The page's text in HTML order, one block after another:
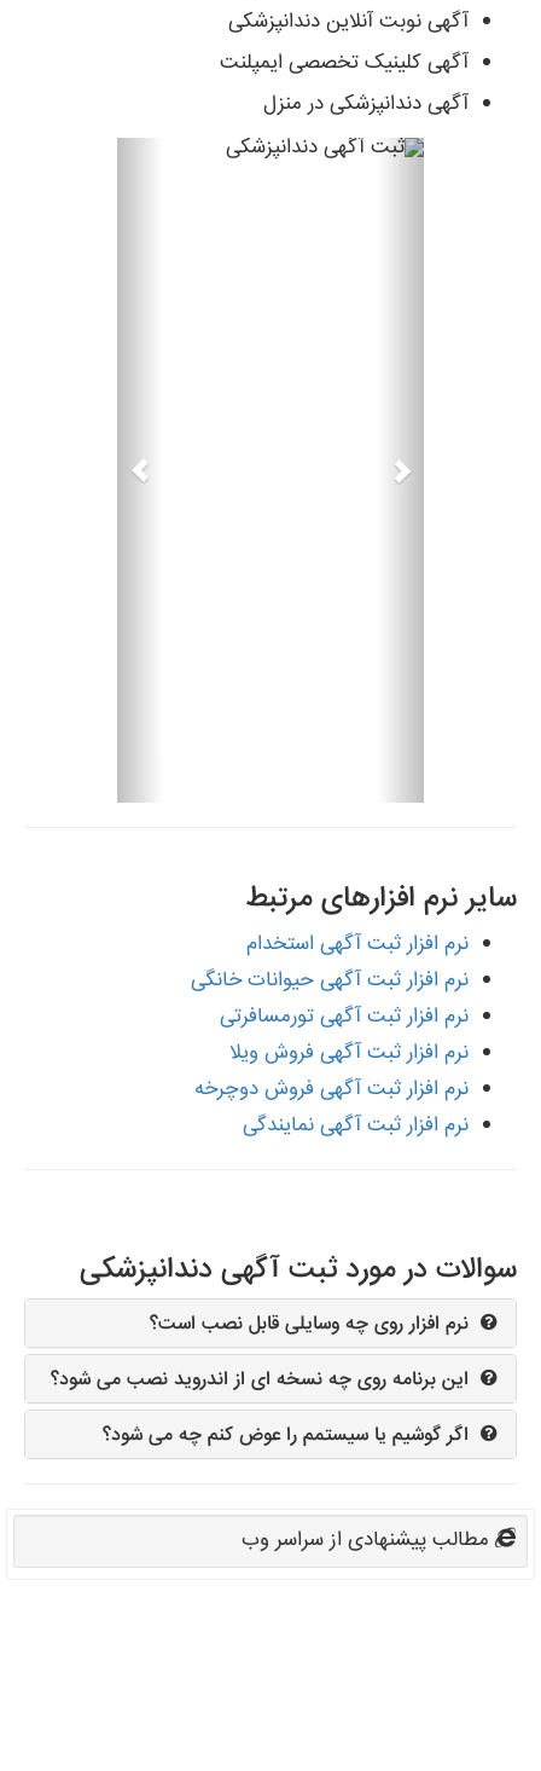
آگهی نوبت آنلاین دندانپزشکی
آگهی کلینیک تخصصی ایمپلنت
آگهی دندانپزشکی در منزل
Previous
سایر نرم افزارهای مرتبط
نرم افزار ثبت آگهی استخدام
نرم افزار ثبت آگهی حیوانات خانگی
نرم افزار ثبت آگهی تورمسافرتی
نرم افزار ثبت آگهی فروش ویلا
نرم افزار ثبت آگهی فروش دوچرخه
نرم افزار ثبت آگهی نمایندگی
سوالات در مورد ثبت آگهی دندانپزشکی
نرم افزار روی چه وسایلی قابل نصب است؟
این برنامه روی چه نسخه ای از اندروید نصب می شود؟
اگر گوشیم یا سیستمم را عوض کنم چه می شود؟
مطالب پیشنهادی از سراسر وب